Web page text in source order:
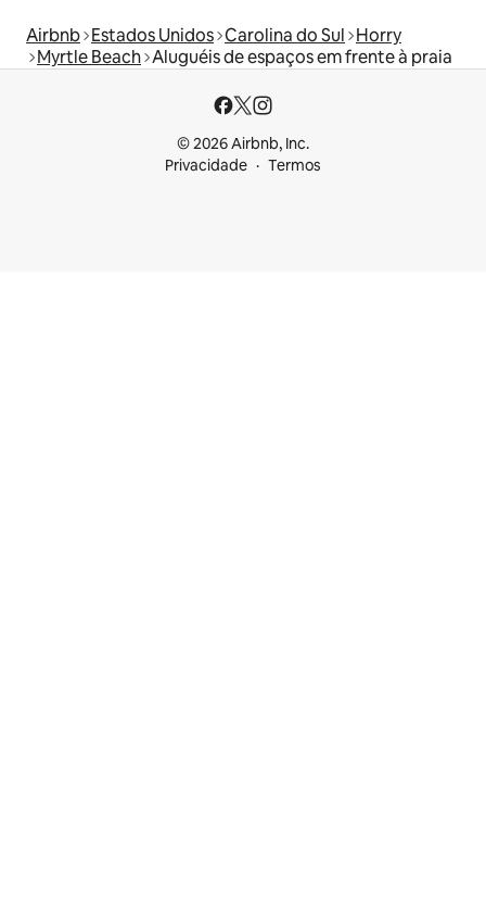
Airbnb Estados Unidos Carolina do Sul Horry
Myrtle Beach Aluguéis de espaços em frente à praia
© 2026 Airbnb, Inc.
Privacidade
Termos